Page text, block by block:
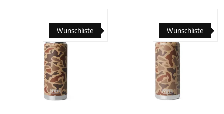
Wunschliste Wunschliste